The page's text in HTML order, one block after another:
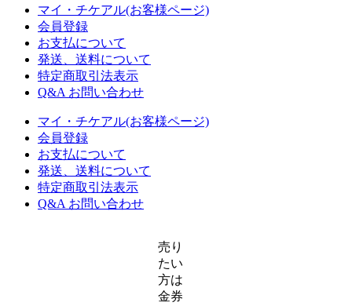
マイ・チケアル(お客様ページ)
会員登録
お支払について
発送、送料について
特定商取引法表示
Q&A お問い合わせ
マイ・チケアル(お客様ページ)
会員登録
お支払について
発送、送料について
特定商取引法表示
Q&A お問い合わせ
売り
たい
方は
金券